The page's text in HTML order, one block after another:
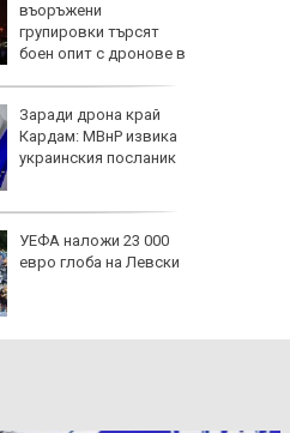
въоръжени
групировки търсят
боен опит с дронове в
Заради дрона край
Кардам: МВнР извика
украинския посланик
УЕФА наложи 23 000
евро глоба на Левски